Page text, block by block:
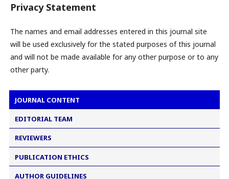
Privacy Statement
The names and email addresses entered in this journal site
will be used exclusively for the stated purposes of this journal
and will not be made available for any other purpose or to any
other party.
JOURNAL CONTENT
EDITORIAL TEAM
REVIEWERS
PUBLICATION ETHICS
AUTHOR GUIDELINES